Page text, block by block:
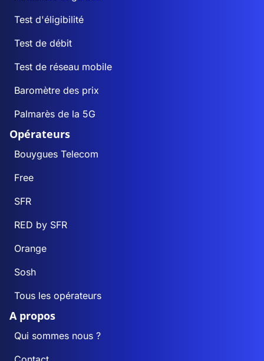
Test d'éligibilité
Test de débit
Test de réseau mobile
Baromètre des prix
Palmarès de la 5G
Opérateurs
Bouygues Telecom
Free
SFR
RED by SFR
Orange
Sosh
Tous les opérateurs
A propos
Qui sommes nous ?